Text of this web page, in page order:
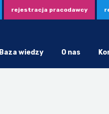
rejestracja pracodawcy
Baza wiedzy O nas